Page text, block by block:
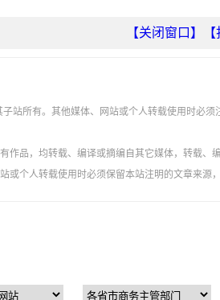
【关闭窗口】
站所有。其他媒体、网站或个人转载使用时必须
作品，均转载、编译或摘编自其它媒体，转载、
个人转载使用时必须保留本站注明的文章来源，